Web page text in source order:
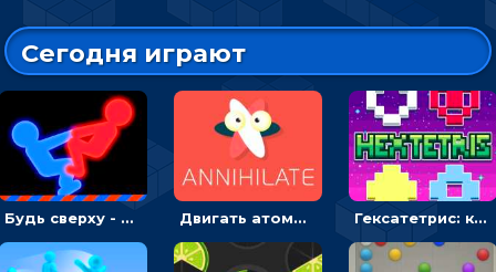
Сегодня играют
Будь сверху - борись с другом и выигрывай Двигать атомы, чтобы соединить – головоломка Гексатетрис: кидать блок, чтобы складывать три в ряд - головоломка